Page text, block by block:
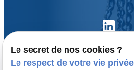
Le secret de nos cookies ?
Le respect de votre vie privée